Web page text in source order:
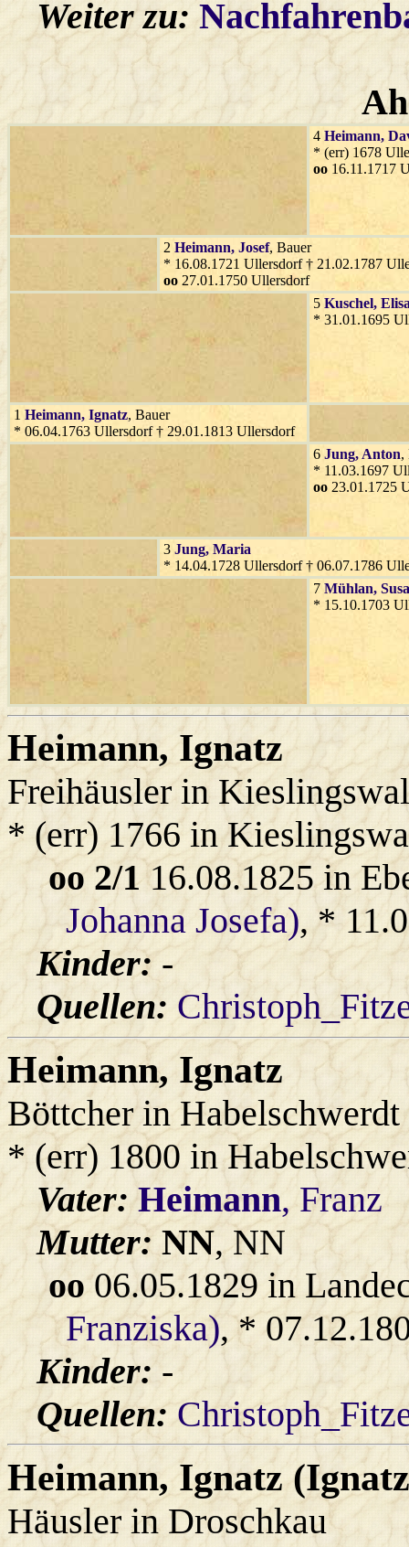
Weiter zu:
4 Heimann,
* (err) 1678
oo 16.11.1717
2 Heimann, Josef, Bauer
* 16.08.1721 Ullersdorf † 21.02.1787
oo 27.01.1750 Ullersdorf
5 Kuschel,
* 31.01.1695
1 Heimann, Ignatz, Bauer
* 06.04.1763 Ullersdorf † 29.01.1813 Ullersdorf
6 Jung, Anton,
* 11.03.1697
oo 23.01.1725
3 Jung, Maria
* 14.04.1728 Ullersdorf † 06.07.1786
7 Mühlan,
* 15.10.1703
Heimann, Ignatz
Freihäusler in
* (err) 1766 in
oo 2/116.08.1825 in
Johanna Josefa), *
Kinder:-
Quellen:
Heimann, Ignatz
Böttcher in Habelschwerdt
* (err) 1800 in
Vater:Heimann, Franz
Mutter:NN, NN
oo06.05.1829 in
Franziska), *
Kinder:-
Quellen:
Heimann, Ignatz
Häusler in Droschkau